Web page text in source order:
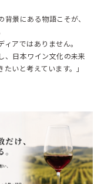
景にある物語こそが、
アではありません。
、日本ワイン文化の未来
いと考えています。」